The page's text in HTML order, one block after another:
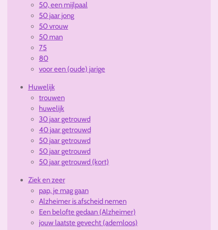
50, een mijlpaal
50 jaar jong
50 vrouw
50 man
75
80
voor een (oude) jarige
Huwelijk
trouwen
huwelijk
30 jaar getrouwd
40 jaar getrouwd
50 jaar getrouwd
50 jaar getrouwd
50 jaar getrouwd (kort)
Ziek en zeer
pap, je mag gaan
Alzheimer is afscheid nemen
Een belofte gedaan (Alzheimer)
jouw laatste gevecht (ademloos)